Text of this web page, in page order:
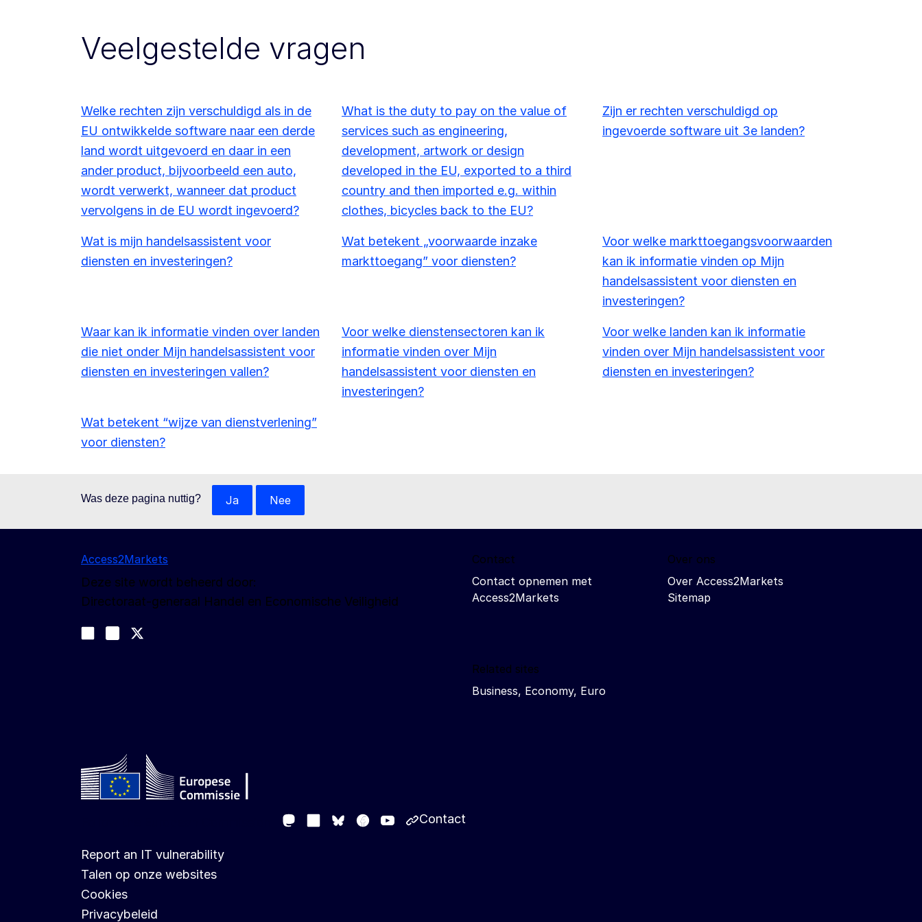
Veelgestelde vragen
Welke rechten zijn verschuldigd als in de
EU ontwikkelde software naar een derde
land wordt uitgevoerd en daar in een
ander product, bijvoorbeeld een auto,
wordt verwerkt, wanneer dat product
vervolgens in de EU wordt ingevoerd?
What is the duty to pay on the value of
services such as engineering,
development, artwork or design
developed in the EU, exported to a third
country and then imported e.g. within
clothes, bicycles back to the EU?
Zijn er rechten verschuldigd op
ingevoerde software uit 3e landen?
Wat is mijn handelsassistent voor
diensten en investeringen?
Wat betekent „voorwaarde inzake
markttoegang” voor diensten?
Voor welke markttoegangsvoorwaarden
kan ik informatie vinden op Mijn
handelsassistent voor diensten en
investeringen?
Waar kan ik informatie vinden over landen
die niet onder Mijn handelsassistent voor
diensten en investeringen vallen?
Voor welke dienstensectoren kan ik
informatie vinden over Mijn
handelsassistent voor diensten en
investeringen?
Voor welke landen kan ik informatie
vinden over Mijn handelsassistent voor
diensten en investeringen?
Wat betekent “wijze van dienstverlening”
voor diensten?
Was deze pagina nuttig? Ja Nee
Access2Markets
Deze site wordt beheerd door:
Directoraat-generaal Handel en Economische Veiligheid
Join us on LinkedIn
Trade-Off podcast
Contact
Contact opnemen met
Access2Markets
Over ons
Over Access2Markets
Sitemap
Related sites
Business, Economy, Euro
MastodonLinkedIn
Bluesky
FacebookYoutubeOther networks
Contact
Report an IT vulnerability
Talen op onze websites
Cookies
Privacybeleid